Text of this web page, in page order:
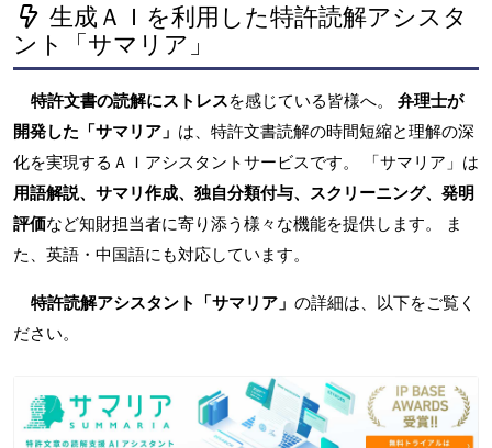
生成ＡＩを利用した特許読解アシスタ
ント「サマリア」
特許文書の読解にストレスを感じている皆様へ。 弁理士が
開発した「サマリア」 は、特許文書読解の時間短縮と理解の深
化を実現するＡＩアシスタントサービスです。 「サマリア」は
用語解説、サマリ作成、独自分類付与、スクリーニング、発明
評価など知財担当者に寄り添う様々な機能を提供します。 ま
た、英語・中国語にも対応しています。
特許読解アシスタント「サマリア」 の詳細は、以下をご覧く
ださい。